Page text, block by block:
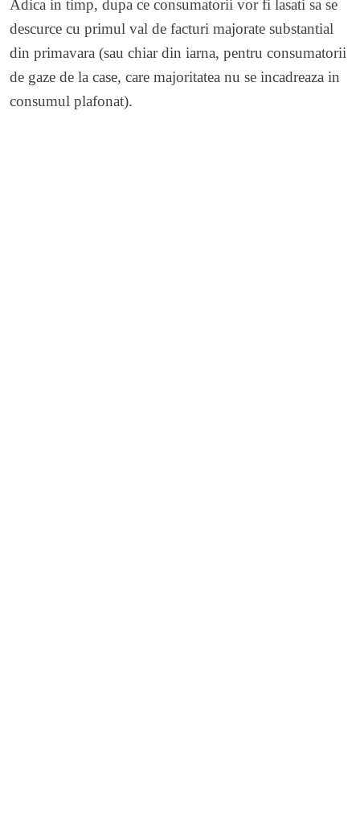
Adica in timp, dupa ce consumatorii vor fi lasati sa se
descurce cu primul val de facturi majorate substantial
din primavara (sau chiar din iarna, pentru consumatorii
de gaze de la case, care majoritatea nu se incadreaza in
consumul plafonat).